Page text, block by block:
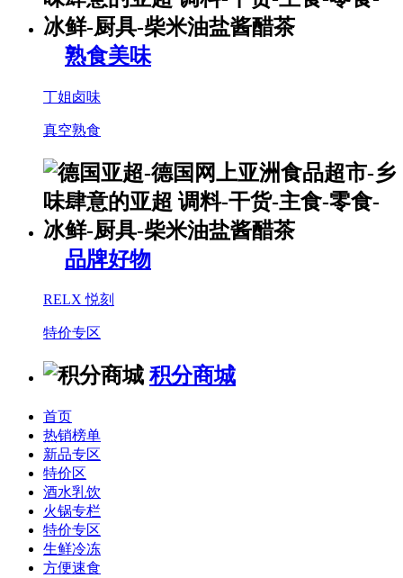
熟食美味
丁姐卤味
真空熟食
品牌好物
RELX 悦刻
特价专区
积分商城
首页
热销榜单
新品专区
特价区
酒水乳饮
火锅专栏
特价专区
生鲜冷冻
方便速食